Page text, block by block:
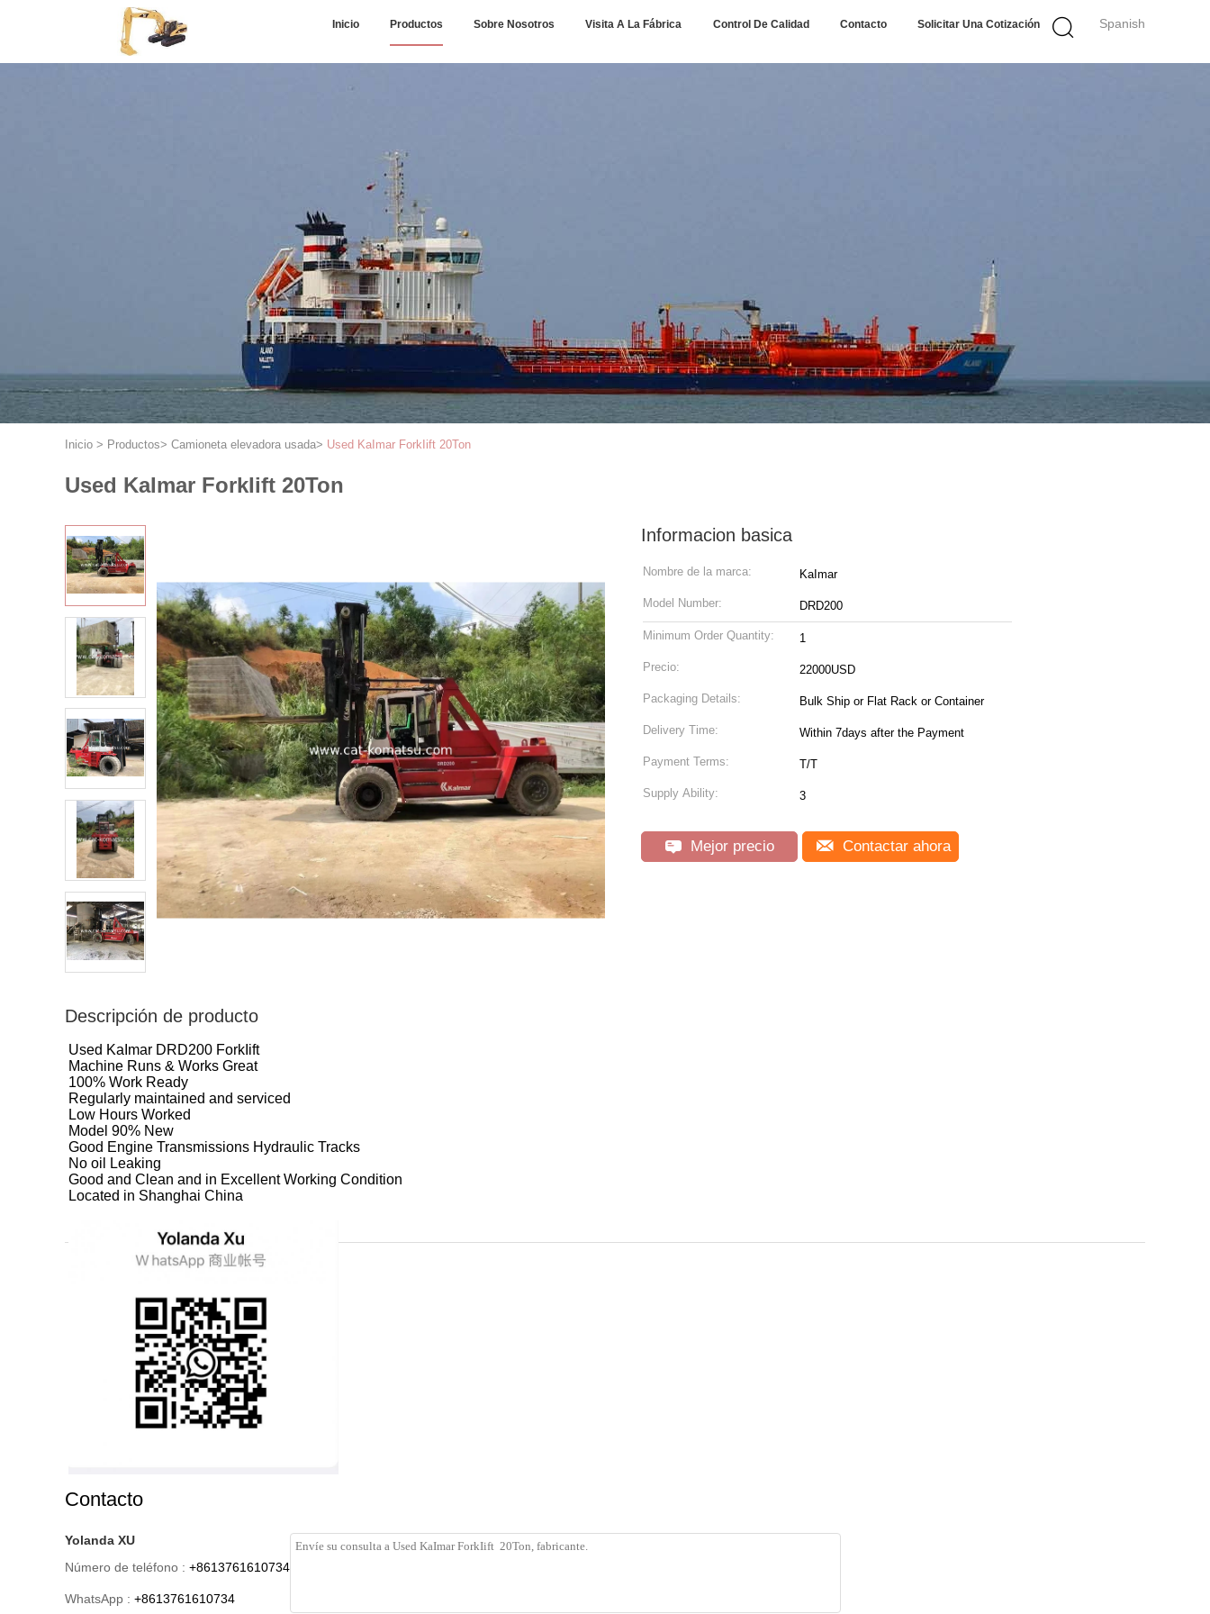
Spanish
Inicio Productos Sobre Nosotros Visita A La Fábrica Control De Calidad Contacto Solicitar Una Cotización
Inicio > Productos> Camioneta elevadora usada> Used KaImar ForkIift 20Ton
Used KaImar ForkIift 20Ton
Informacion basica
Nombre de la marca: KaImar
Model Number: DRD200
Minimum Order Quantity: 1
Precio: 22000USD
Packaging Details: Bulk Ship or Flat Rack or Container
Delivery Time: Within 7days after the Payment
Payment Terms: T/T
Supply Ability: 3
Mejor precio Contactar ahora
Descripción de producto
Used KaImar DRD200 ForkIift
Machine Runs & Works Great
100% Work Ready
Regularly maintained and serviced
Low Hours Worked
Model 90% New
Good Engine Transmissions Hydraulic Tracks
No oil Leaking
Good and Clean and in Excellent Working Condition
Located in Shanghai China
Contacto
Yolanda XU
Número de teléfono : +8613761610734
WhatsApp : +8613761610734